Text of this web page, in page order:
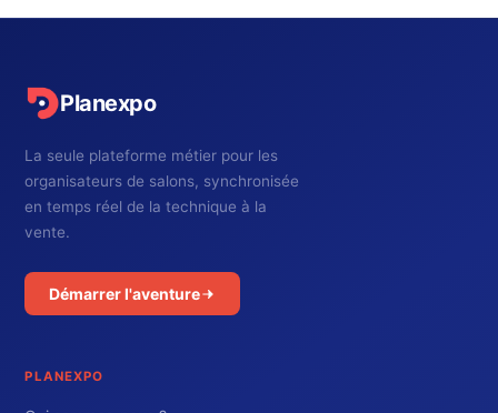
Planexpo
La seule plateforme métier pour les
organisateurs de salons, synchronisée
en temps réel de la technique à la
vente.
Démarrer l'aventure
PLANEXPO